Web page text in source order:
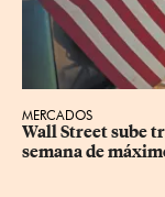
MERCADOS
Wall Street sube
semana de